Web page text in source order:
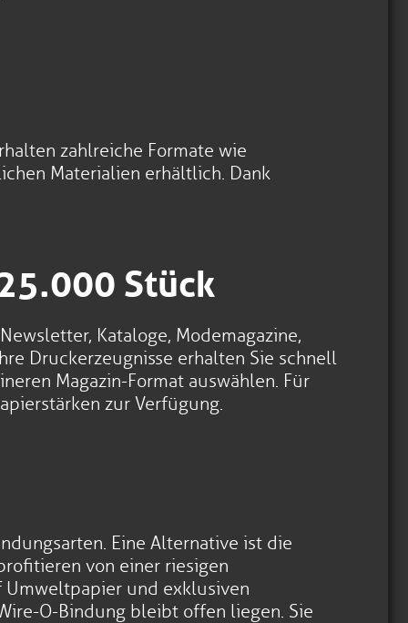
zahlreiche Formate wie
Materialien erhältlich. Dank
Stück
Kataloge, Modemagazine,
Druckerzeugnisse erhalten Sie schnell
Magazin-Format auswählen. Für
zur Verfügung.
Eine Alternative ist die
von einer riesigen
Umweltpapier und exklusiven
O-Bindung bleibt offen liegen. Sie